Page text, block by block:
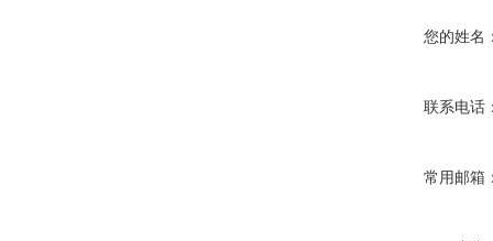
您的姓名
联系电话
常用邮箱